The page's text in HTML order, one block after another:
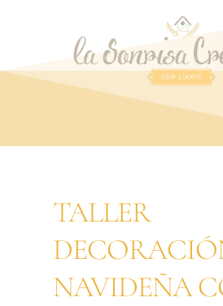
TALLER
NAVIDEÑA